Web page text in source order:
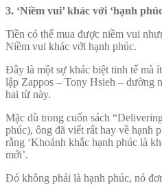
3. ‘Niềm vui’ khác với ‘hạnh
Tiền có thể mua được niềm vui
Niềm vui khác với hạnh phúc.
Đây là một sự khác biệt tinh tế mà
lập Zappos – Tony Hsieh – dường
hai từ này.
Mặc dù trong cuốn sách
phúc), ông đã viết rất hay về hạnh
rằng ‘Khoảnh khắc hạnh phúc là
mới’.
Đó không phải là hạnh phúc, nó